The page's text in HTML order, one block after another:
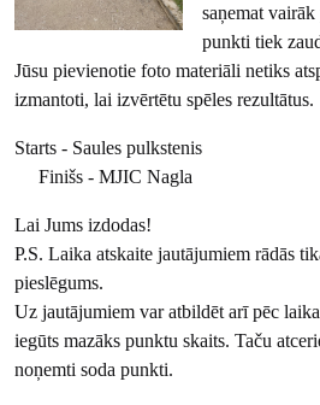
saņemat
punkti tiek
Jūsu pievienotie foto materiāli netiks
izmantoti, lai izvērtētu spēles rezultātus.
Starts - Saules pulkstenis
Finišs - MJIC Nagla
Lai Jums izdodas!
P.S. Laika atskaite jautājumiem rādās
pieslēgums.
Uz jautājumiem var atbildēt arī pēc
iegūts mazāks punktu skaits. Taču
noņemti soda punkti.